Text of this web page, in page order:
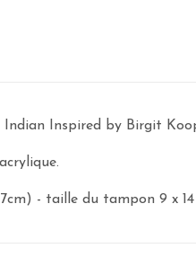
Indian Inspired by Birgit
- taille du tampon 9 x